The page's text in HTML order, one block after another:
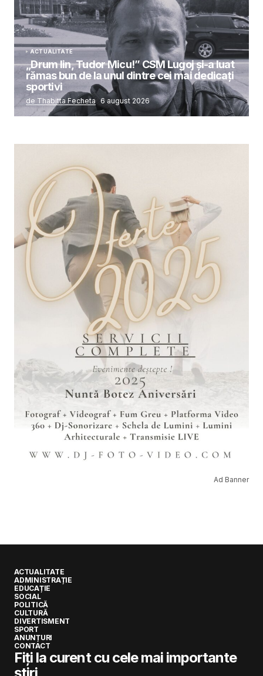
ACTUALITATE
„Drum lin, Tudor Micu!” CSM Lugoj și-a luat
rămas bun de la unul dintre cei mai dedicați
sportivi
de Thabitta Fecheta 6 august 2026
Ad Banner
ACTUALITATE
ADMINISTRAȚIE
EDUCAȚIE
SOCIAL
POLITICĂ
CULTURĂ
DIVERTISMENT
SPORT
ANUNȚURI
CONTACT
Fiți la curent cu cele mai importante